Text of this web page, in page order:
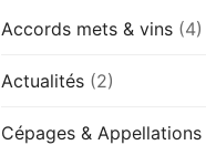
Accords mets & vins (4)
Actualités (2)
Cépages & Appellations